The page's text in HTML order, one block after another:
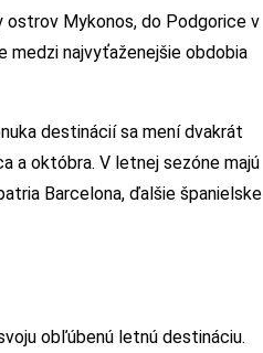
ostrov Mykonos, do Podgorice v
medzi najvyťaženejšie obdobia
destinácií sa mení dvakrát
a októbra. V letnej sezóne majú
Barcelona, ďalšie španielske
obľúbenú letnú destináciu.